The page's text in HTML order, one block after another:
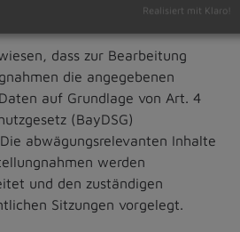
dass zur Bearbeitung
die angegebenen
auf Grundlage von Art. 4
(BayDSG)
abwägungsrelevanten Inhalte
werden
und den zuständigen
Sitzungen vorgelegt.
Realisiert mit Klaro!